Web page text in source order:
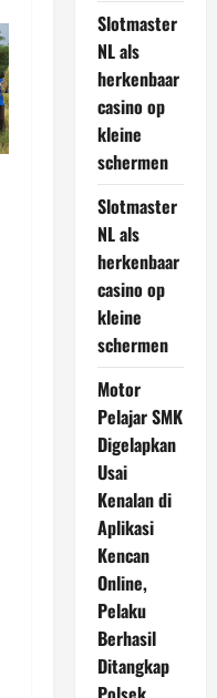
Slotmaster
NL als
herkenbaar
casino op
kleine
schermen
Slotmaster
NL als
herkenbaar
casino op
kleine
schermen
Motor
Pelajar SMK
Digelapkan
Usai
Kenalan di
Aplikasi
Kencan
Online,
Pelaku
Berhasil
Ditangkap